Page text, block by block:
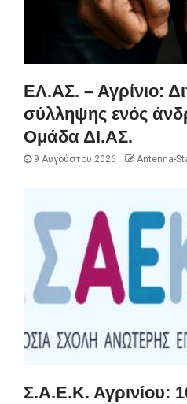
ΕΛ.ΑΣ. – Αγρίνιο:
σύλληψης ενός
Ομάδα ΔΙ.ΑΣ.
9 Αυγούστου 2026 Antenna-
Σ.Α.Ε.Κ. Αγρινίου: